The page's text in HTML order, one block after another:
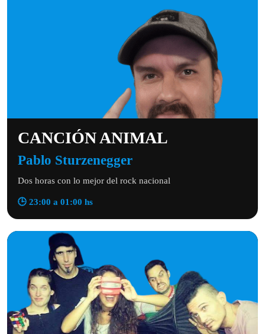
CANCIÓN ANIMAL
Pablo Sturzenegger
Dos horas con lo mejor del rock nacional
🕒 23:00 a 01:00 hs